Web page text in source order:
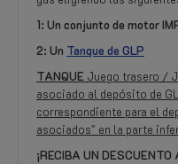
1: Un conjunto de motor
2: Un Tanque de GLP
TANQUE Juego trasero /
asociado al depósito de
correspondiente para el
asociados" en la parte
¡RECIBA UN